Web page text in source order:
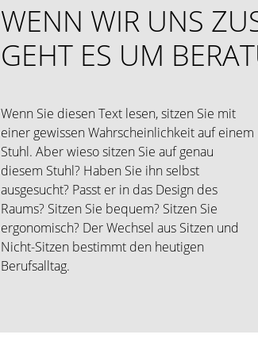
WENN WIR UNS
GEHT ES UM
Wenn Sie diesen Text lesen, sitzen Sie mit
einer gewissen Wahrscheinlichkeit auf einem
Stuhl. Aber wieso sitzen Sie auf genau
diesem Stuhl? Haben Sie ihn selbst
ausgesucht? Passt er in das Design des
Raums? Sitzen Sie bequem? Sitzen Sie
ergonomisch? Der Wechsel aus Sitzen und
Nicht-Sitzen bestimmt den heutigen
Berufsalltag.